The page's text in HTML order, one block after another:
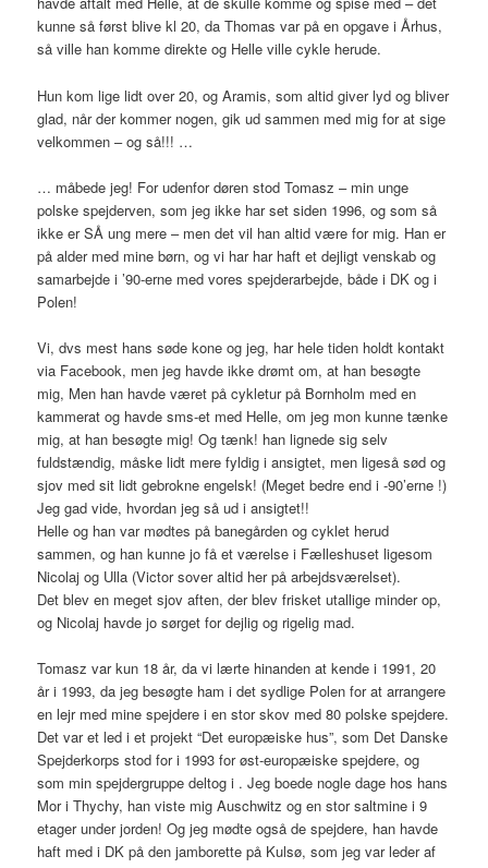
kunne så først blive kl 20, da Thomas var på en opgave i Århus,
så ville han komme direkte og Helle ville cykle herude.
Hun kom lige lidt over 20, og Aramis, som altid giver lyd og bliver
glad, når der kommer nogen, gik ud sammen med mig for at sige
velkommen – og så!!! …
… måbede jeg! For udenfor døren stod Tomasz – min unge
polske spejderven, som jeg ikke har set siden 1996, og som så
ikke er SÅ ung mere – men det vil han altid være for mig. Han er
på alder med mine børn, og vi har har haft et dejligt venskab og
samarbejde i ’90-erne med vores spejderarbejde, både i DK og i
Polen!
Vi, dvs mest hans søde kone og jeg, har hele tiden holdt kontakt
via Facebook, men jeg havde ikke drømt om, at han besøgte
mig, Men han havde været på cykletur på Bornholm med en
kammerat og havde sms-et med Helle, om jeg mon kunne tænke
mig, at han besøgte mig! Og tænk! han lignede sig selv
fuldstændig, måske lidt mere fyldig i ansigtet, men ligeså sød og
sjov med sit lidt gebrokne engelsk! (Meget bedre end i -90’erne !)
Jeg gad vide, hvordan jeg så ud i ansigtet!!
Helle og han var mødtes på banegården og cyklet herud
sammen, og han kunne jo få et værelse i Fælleshuset ligesom
Nicolaj og Ulla (Victor sover altid her på arbejdsværelset).
Det blev en meget sjov aften, der blev frisket utallige minder op,
og Nicolaj havde jo sørget for dejlig og rigelig mad.
Tomasz var kun 18 år, da vi lærte hinanden at kende i 1991, 20
år i 1993, da jeg besøgte ham i det sydlige Polen for at arrangere
en lejr med mine spejdere i en stor skov med 80 polske spejdere.
Det var et led i et projekt “Det europæiske hus”, som Det Danske
Spejderkorps stod for i 1993 for øst-europæiske spejdere, og
som min spejdergruppe deltog i . Jeg boede nogle dage hos hans
Mor i Thychy, han viste mig Auschwitz og en stor saltmine i 9
etager under jorden! Og jeg mødte også de spejdere, han havde
haft med i DK på den jamborette på Kulsø, som jeg var leder af